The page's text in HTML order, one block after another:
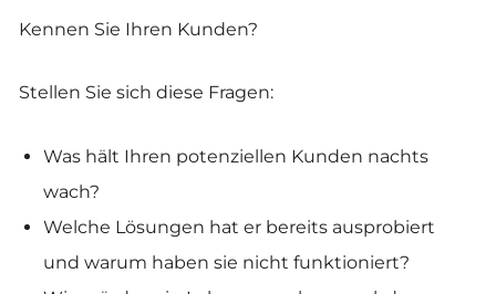
Kennen Sie Ihren Kunden?
Stellen Sie sich diese Fragen:
Was hält Ihren potenziellen Kunden nachts
wach?
Welche Lösungen hat er bereits ausprobiert
und warum haben sie nicht funktioniert?